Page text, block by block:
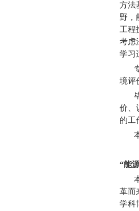
方法
野，
工程
考虑
学习
专
境评
毕
价、
的工
本
“能
本
革而
学科